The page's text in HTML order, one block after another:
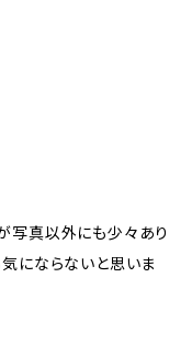
写真以外にも少々あり
にならないと思いま